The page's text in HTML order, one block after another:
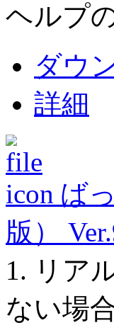
ヘルプ
ダウ
詳細
ば
版）
1. リア
ない場